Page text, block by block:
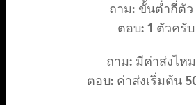
ถาม: ขั้นต่ำกี่ตัว
ตอบ: 1 ตัวครับ
ถาม: มีค่าส่งไห
ตอบ: ค่าส่งเริ่มต้น